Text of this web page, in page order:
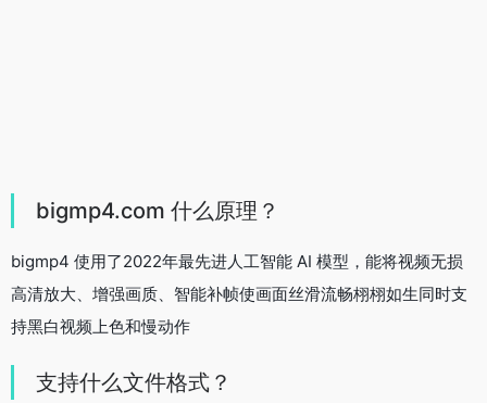
bigmp4.com 什么原理？
bigmp4 使用了2022年最先进人工智能 AI 模型，能将视频无损
高清放大、增强画质、智能补帧使画面丝滑流畅栩栩如生同时支
持黑白视频上色和慢动作
支持什么文件格式？